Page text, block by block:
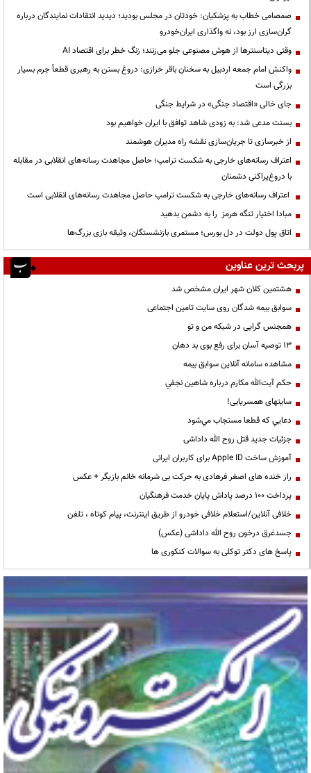
صمصامی خطاب به پزشکیان: خودتان در مجلس بودید؛ دیدید انتقادات نمایندگان درباره
گران‌سازی ارز بود، نه واگذاری ایران‌خودرو
وقتی دیتاسنترها از هوش مصنوعی جلو می‌زنند؛ زنگ خطر برای اقتصاد AI
واکنش امام جمعه اردبیل به سخنان باقر خرازی: دروغ بستن به رهبری قطعاً جرم بسیار
بزرگی است
جای خالی «اقتصاد جنگی» در شرایط جنگی
بسنت مدعی شد: به زودی شاهد توافق با ایران خواهیم بود
از خبرسازی تا جریان‌سازی نقشه راه مدیران هوشمند
اعتراف رسانه‌های خارجی به شکست ترامپ؛ حاصل مجاهدت رسانه‌های انقلابی در مقابله
با دروغ‌پراکنی دشمنان
اعتراف رسانه‌های خارجی به شکست ترامپ حاصل مجاهدت رسانه‌های انقلابی است
مبادا اختیار تنگه هرمز را به دشمن بدهید
اتاق پول دولت در دل بورس؛ مستمری بازنشستگان، وثیقه بازی بزرگ‌ها
پربحث ترین عناوین
هشتمین کلان شهر ایران مشخص شد
سوابق بیمه شدگان روی سایت تامین اجتماعی
همجنس گرایی در شبکه من و تو
13 توصیه آسان برای رفع بوی بد دهان
مشاهده سامانه آنلاين سوابق بیمه
حكم آيت‌الله مكارم درباره شاهين نجفي
سایتهای همسریابی!
دعايي كه قطعا مستجاب مي‌شود
جزئیات جدید قتل روح الله داداشی
آموزش ساخت Apple ID برای کاربران ایرانی
راز خنده های اصغر فرهادی به حرکت بی شرمانه خانم بازیگر + عکس
پرداخت ۱۰۰ درصد پاداش پایان خدمت فرهنگیان
خلافی آنلاین/استعلام خلافی خودرو از طریق اینترنت، پیام کوتاه ، تلفن
جسدغرق درخون روح الله داداشی (عکس)
پاسخ های دکتر توکلی به سوالات کنکوری ها